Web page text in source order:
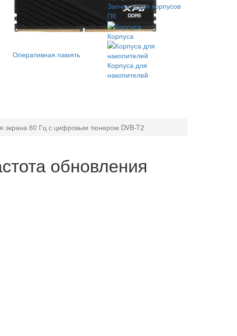
Оперативная память
Запчасти для корпусов
ПК
Корпуса
Корпуса для
накопителей
экрана 60 Гц с цифровым тюнером DVB-T2
обновления